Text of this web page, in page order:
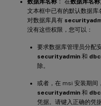
文本框中已有的默认数据库
对数据库具有
没有这些权限，您可以：
要求数据库管理员分配
securityadmin 和
除。
或者，在 msi 安装期间
securityadmin 和
凭据。请键入正确的凭